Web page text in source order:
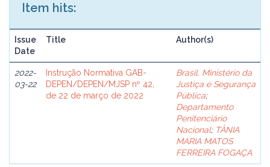
Item hits:
Issue
Date
Title Author(s)
2022-
03-22
Instrução Normativa GAB-
DEPEN/DEPEN/MJSP nº 42,
de 22 de março de 2022
Brasil. Ministério da
Justiça e Segurança
Pública;
Departamento
Penitenciário
Nacional; TÂNIA
MARIA MATOS
FERREIRA FOGAÇA